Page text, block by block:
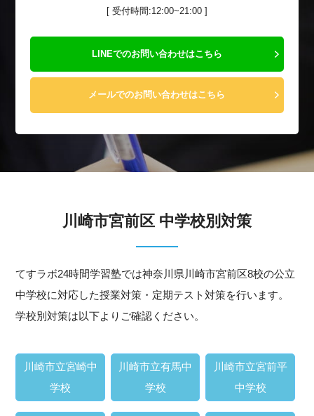
[ 受付時間:12:00~21:00 ]
LINEでのお問い合わせはこちら
メールでのお問い合わせはこちら
川崎市宮前区 中学校別対策
てすラボ24時間学習塾では神奈川県川崎市宮前区8校の公立
中学校に対応した授業対策・定期テスト対策を行います。
学校別対策は以下よりご確認ください。
川崎市立宮崎中
学校
川崎市立有馬中
学校
川崎市立宮前平
中学校